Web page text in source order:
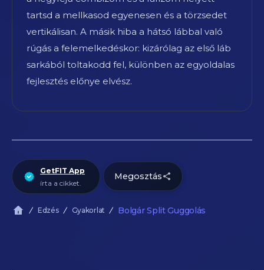
tartsd a mellkasod egyenesen és a törzsedet
vertikálisan. A másik hiba a hátsó lábbal való
rúgás a felemelkedéskor: kizárólag az első láb
sarkából toltakodd fel, különben az egyoldalas
fejlesztés előnye elvész.
GetFIT App
írta a cikket.
Megosztás
Edzés Gyakorlat Bolgár Split Guggolás